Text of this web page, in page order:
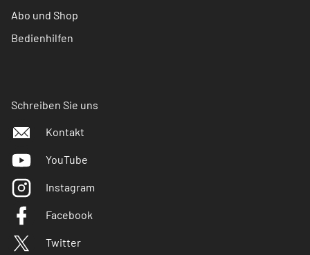
Abo und Shop
Bedienhilfen
Schreiben Sie uns
Kontakt
YouTube
Instagram
Facebook
Twitter